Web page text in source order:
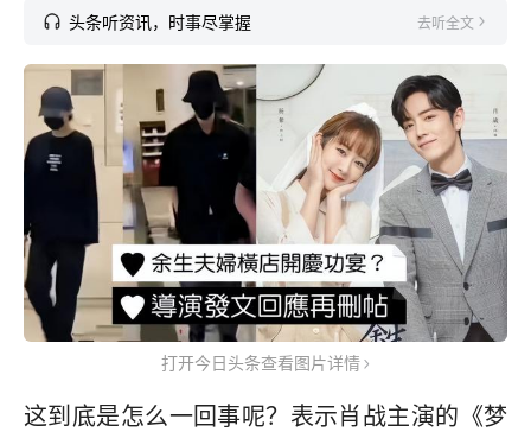
头条听资讯，时事尽掌握 去听全文
打开今日头条查看图片详情
这到底是怎么一回事呢？表示肖战主演的《梦